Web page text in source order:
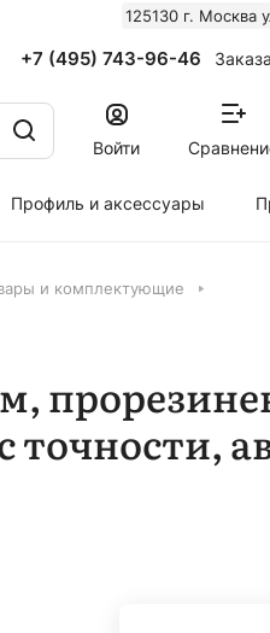
125130 г. Москва
+7 (495) 743-96-46
Войти
Профиль и аксессуары
и комплектующие